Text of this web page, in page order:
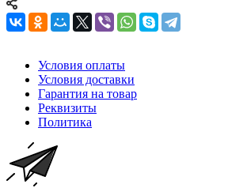
Условия оплаты
Условия доставки
Гарантия на товар
Реквизиты
Политика